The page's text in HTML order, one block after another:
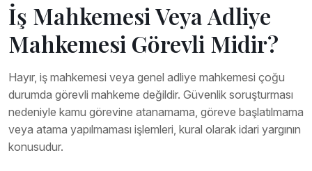
İş Mahkemesi Veya Adliye
Mahkemesi Görevli Midir?
Hayır, iş mahkemesi veya genel adliye mahkemesi çoğu
durumda görevli mahkeme değildir. Güvenlik soruşturması
nedeniyle kamu görevine atanamama, göreve başlatılmama
veya atama yapılmaması işlemleri, kural olarak idari yargının
konusudur.